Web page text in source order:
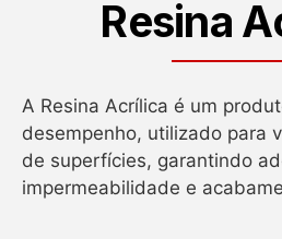
Resina
A Resina Acrílica é um
desempenho, utilizado para
de superfícies, garantindo
impermeabilidade e